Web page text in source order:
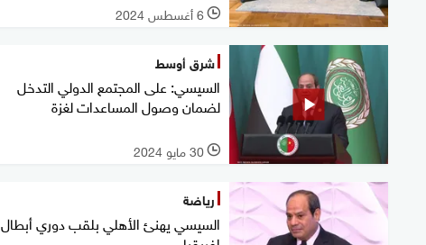
l 6 أغسطس 2024
شرق أوسط
السيسي: على المجتمع الدولي التدخل
لضمان وصول المساعدات لغزة
l 30 مايو 2024
رياضة
السيسي يهنئ الأهلي بلقب دوري أبطال